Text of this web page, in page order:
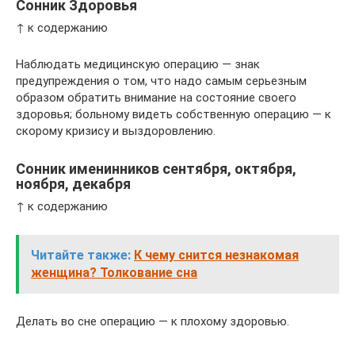
Сонник Здоровья
↑ к содержанию
Наблюдать медицинскую операцию — знак
предупреждения о том, что надо самым серьезным
образом обратить внимание на состояние своего
здоровья; больному видеть собственную операцию — к
скорому кризису и выздоровлению.
Сонник именинников сентября, октября,
ноября, декабря
↑ к содержанию
Читайте также: К чему снится незнакомая
женщина? Толкование сна
Делать во сне операцию — к плохому здоровью.